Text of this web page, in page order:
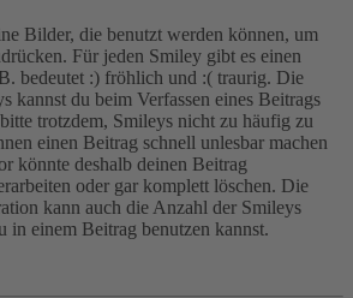
Bilder, die benutzt werden können, um
Für jeden Smiley gibt es einen
bedeutet :) fröhlich und :( traurig. Die
kannst du beim Verfassen eines Beitrags
trotzdem, Smileys nicht zu häufig zu
einen Beitrag schnell unlesbar machen
könnte deshalb deinen Beitrag
oder gar komplett löschen. Die
kann auch die Anzahl der Smileys
in einem Beitrag benutzen kannst.